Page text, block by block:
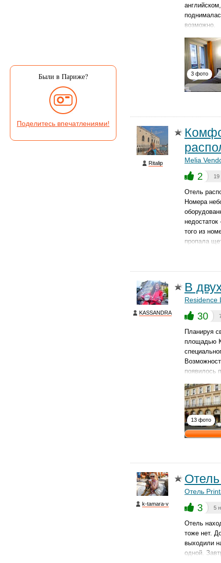
Были в Париже?
Поделитесь впечатлениями!
возможно.
3 фото
Ritalip Melia
2 19
Отель
Номера
того из
пропала
KASSANDRA
В
Residence
30
Планируя
площадью
появилось
13 фото
k-tamara-v
Отель
3 5
Отель
тоже нет.
выходили
одной.